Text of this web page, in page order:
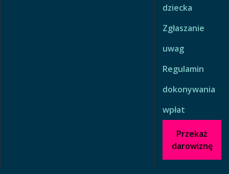
dziecka
Zgłaszanie
uwag
Regulamin
dokonywania
wpłat
Przekaż
darowiznę